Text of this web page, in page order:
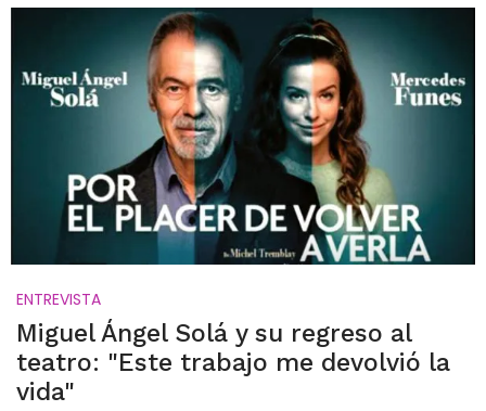
ENTREVISTA
Miguel Ángel Solá y su regreso al
teatro: "Este trabajo me devolvió la
vida"